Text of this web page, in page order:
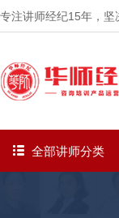
专注讲师经纪15年 ，
全部讲师分类